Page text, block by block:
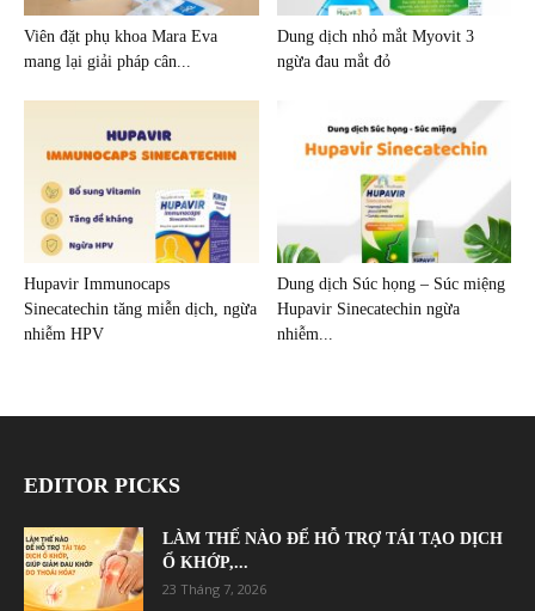
Viên đặt phụ khoa Mara Eva
mang lại giải pháp cân...
Dung dịch nhỏ mắt Myovit 3
ngừa đau mắt đỏ
Hupavir Immunocaps
Sinecatechin tăng miễn dịch, ngừa
nhiễm HPV
Dung dịch Súc họng – Súc miệng
Hupavir Sinecatechin ngừa
nhiễm...
EDITOR PICKS
LÀM THẾ NÀO ĐỂ HỖ TRỢ TÁI TẠO DỊCH
Ổ KHỚP,...
23 Tháng 7, 2026